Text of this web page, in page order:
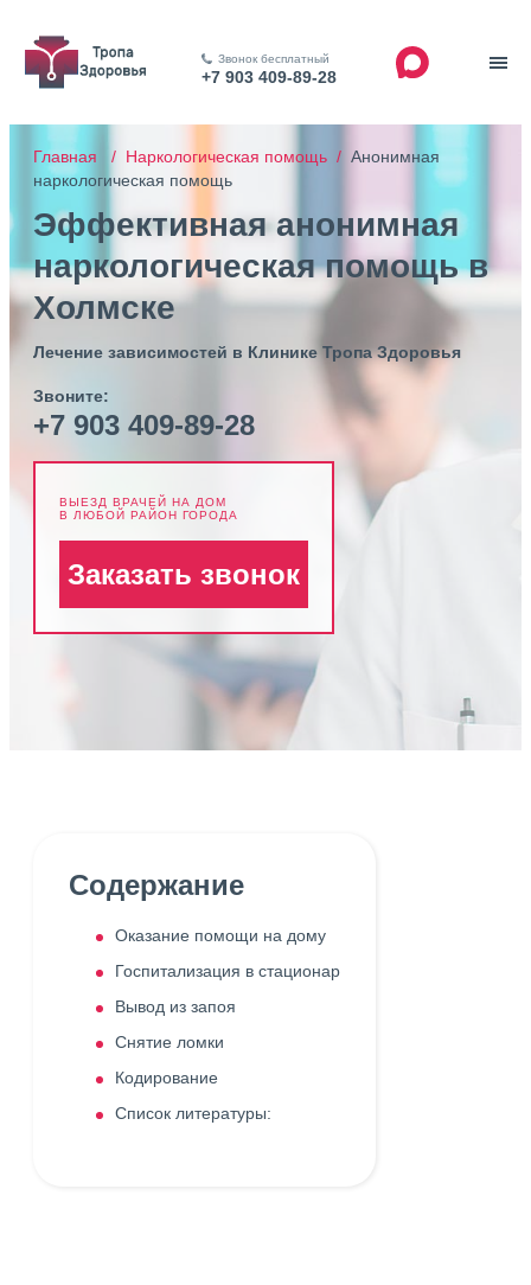
Звонок бесплатный
+7 903 409-89-28
Главная / Наркологическая помощь / Анонимная
наркологическая помощь
Эффективная анонимная
наркологическая помощь в
Холмске
Лечение зависимостей в Клинике Тропа Здоровья
Звоните:
+7 903 409-89-28
ВЫЕЗД ВРАЧЕЙ НА ДОМ
В ЛЮБОЙ РАЙОН ГОРОДА
Заказать звонок
Содержание
Оказание помощи на дому
Госпитализация в стационар
Вывод из запоя
Снятие ломки
Кодирование
Список литературы: